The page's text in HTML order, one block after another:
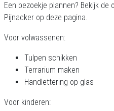
Een bezoekje plannen? Bekijk
Pijnacker op deze pagina.
Voor volwassenen:
Tulpen schikken
Terrarium maken
Handlettering op glas
Voor kinderen: